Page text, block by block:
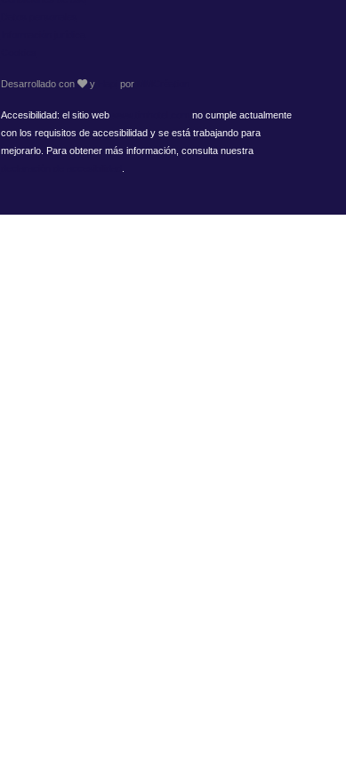
Desarrollado con y por
Accesibilidad: el sitio web
no cumple actualmente
con los requisitos de accesibilidad y se está trabajando para
mejorarlo. Para obtener más información, consulta nuestra